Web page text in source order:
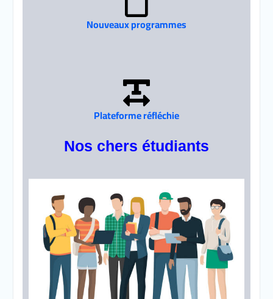
Nouveaux programmes
Plateforme réfléchie
Nos chers étudiants